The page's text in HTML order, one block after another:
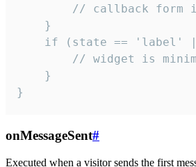
// callback form
    }
if (state == 'label'
// widget is
    }
}
onMessageSent#
Executed when a visitor sends the first